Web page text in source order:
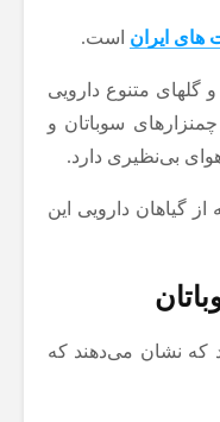
های ایران است.
متنوع دارویی
سوباتان و
بی‌نظیری دارد.
از گیاهان دارویی این
که نشان می‌دهند که